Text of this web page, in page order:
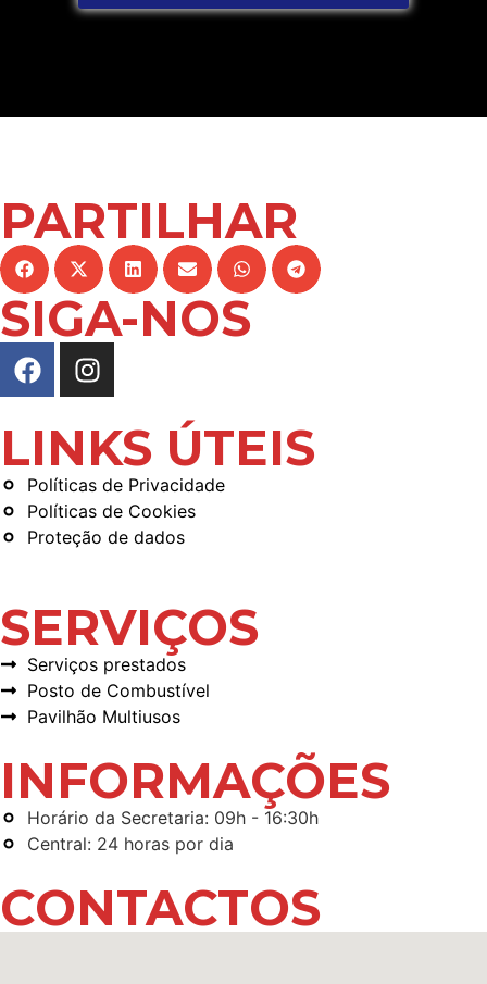
PARTILHAR
SIGA-NOS
LINKS ÚTEIS
Políticas de Privacidade
Políticas de Cookies
Proteção de dados
SERVIÇOS
Serviços prestados
Posto de Combustível
Pavilhão Multiusos
INFORMAÇÕES
Horário da Secretaria: 09h - 16:30h
Central: 24 horas por dia
CONTACTOS